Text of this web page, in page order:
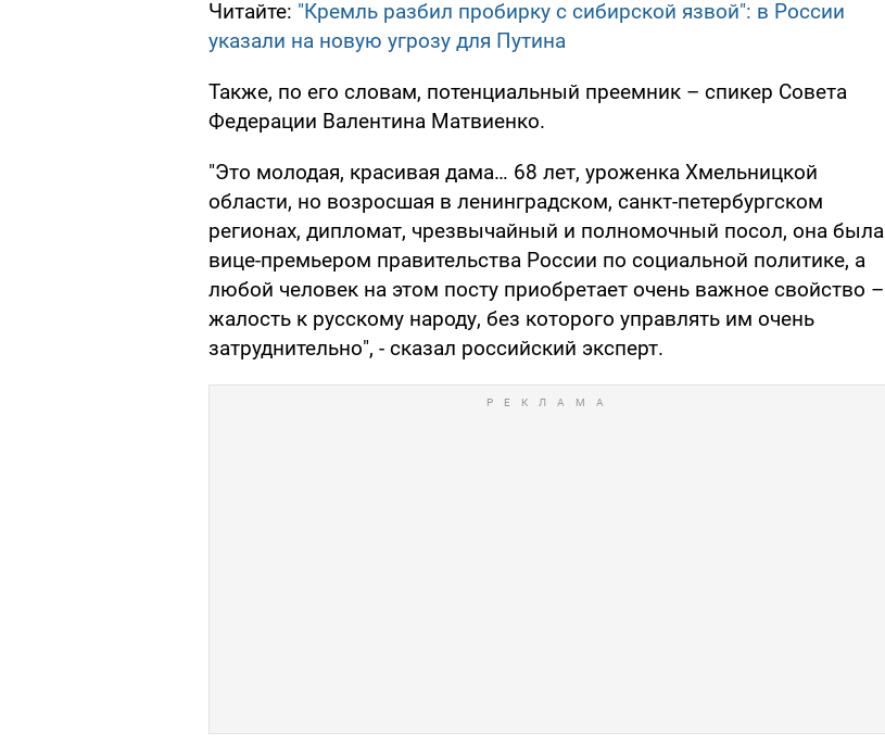
Читайте: "Кремль разбил пробирку с сибирской язвой": в России
указали на новую угрозу для Путина
Также, по его словам, потенциальный преемник – спикер Совета
Федерации Валентина Матвиенко.
"Это молодая, красивая дама… 68 лет, уроженка Хмельницкой
области, но возросшая в ленинградском, санкт-петербургском
регионах, дипломат, чрезвычайный и полномочный посол, она была
вице-премьером правительства России по социальной политике, а
любой человек на этом посту приобретает очень важное свойство –
жалость к русскому народу, без которого управлять им очень
затруднительно", - сказал российский эксперт.